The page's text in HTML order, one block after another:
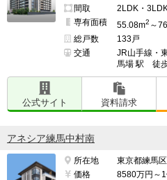
間取
2LDK・
専有面積
55.08m2 ～
総戸数
133戸
交通
JR山手線・
馬場 駅 徒
公式サイト 資料請求
アネシア練馬中村南
所在地
東京都練馬
価格
8580万円～